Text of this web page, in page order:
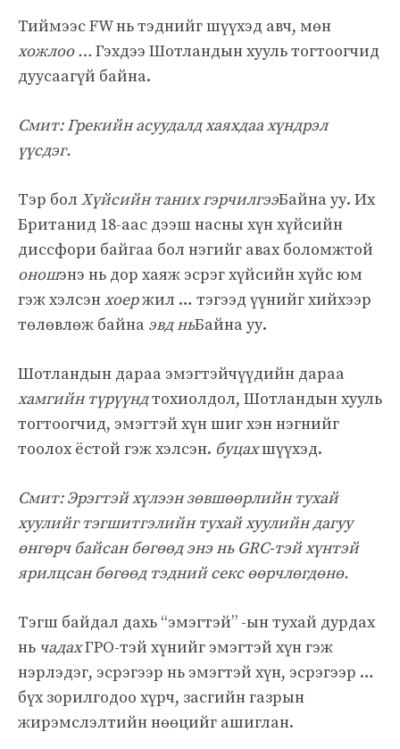
Тиймээс FW нь тэднийг шүүхэд авч, мөн
хожлоо … Гэхдээ Шотландын хууль тогтоогчид
дуусаагүй байна.
Смит: Грекийн асуудалд хаяхдаа хүндрэл
үүсдэг.
Тэр бол Хүйсийн таних гэрчилгээБайна уу. Их
Британид 18-аас дээш насны хүн хүйсийн
диссфори байгаа бол нэгийг авах боломжтой
оношэнэ нь дор хаяж эсрэг хүйсийн хүйс юм
гэж хэлсэнхоержил … тэгээд үүнийг хийхээр
төлөвлөж байна эвд ньБайна уу.
Шотландын дараа эмэгтэйчүүдийн дараа
хамгийн түрүүндтохиолдол, Шотландын хууль
тогтоогчид, эмэгтэй хүн шиг хэн нэгнийг
тоолох ёстой гэж хэлсэн. буцахшүүхэд.
Смит: Эрэгтэй хүлээн зөвшөөрлийн тухай
хуулийг тэгшитгэлийн тухай хуулийн дагуу
өнгөрч байсан бөгөөд энэ нь GRC-тэй хүнтэй
ярилцсан бөгөөд тэдний секс өөрчлөгдөнө.
Тэгш байдал дахь “эмэгтэй” -ын тухай дурдах
нь чадахГРО-тэй хүнийг эмэгтэй хүн гэж
нэрлэдэг, эсрэгээр нь эмэгтэй хүн, эсрэгээр …
бүх зорилгодоо хүрч, засгийн газрын
жирэмслэлтийн нөөцийг ашиглан.